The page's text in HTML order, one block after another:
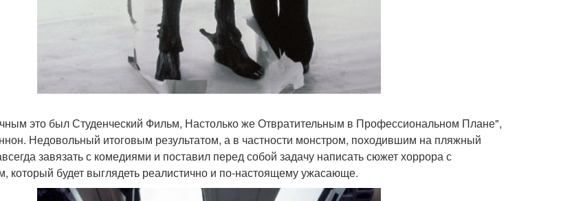
это был Студенческий Фильм, Настолько же Отвратительным в Профессиональном Плане",
Недовольный итоговым результатом, а в частности монстром, походившим на пляжный
завязать с комедиями и поставил перед собой задачу написать сюжет хоррора с
который будет выглядеть реалистично и по-настоящему ужасающе.